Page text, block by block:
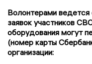
Волонтерами
заявок участников
оборудования могут
(номер карты
организации: